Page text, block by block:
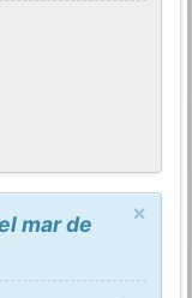
×
mar de